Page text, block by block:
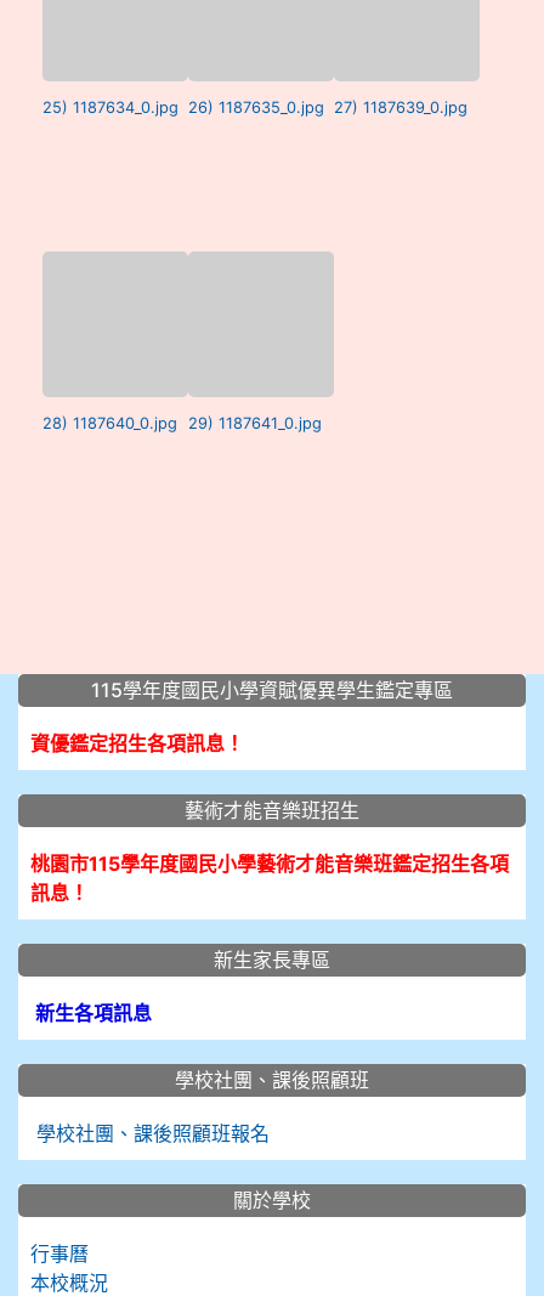
25) 1187634_0.jpg 26) 1187635_0.jpg 27) 1187639_0.jpg
28) 1187640_0.jpg 29) 1187641_0.jpg
::: 115學年度國民小學資賦優異學生鑑定專區
資優鑑定招生各項訊息！
藝術才能音樂班招生
桃園市115學年度國民小學藝術才能音樂班鑑定招生各項
訊息！
新生家長專區
新生各項訊息
學校社團、課後照顧班
學校社團、課後照顧班報名
關於學校
行事曆
本校概況